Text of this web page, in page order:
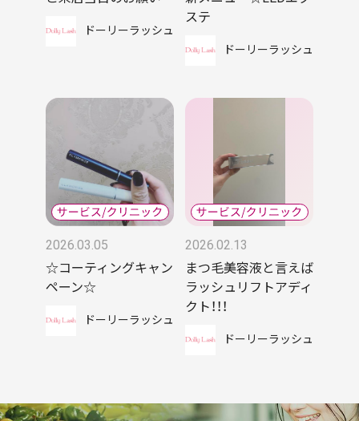
ドーリーラッシュ
ステ
ドーリーラッシュ
2026.03.05
☆コーティングキャン
ペーン☆
ドーリーラッシュ
2026.02.13
まつ毛美容液と言えば
ラッシュリフトアディ
クト！！！
ドーリーラッシュ